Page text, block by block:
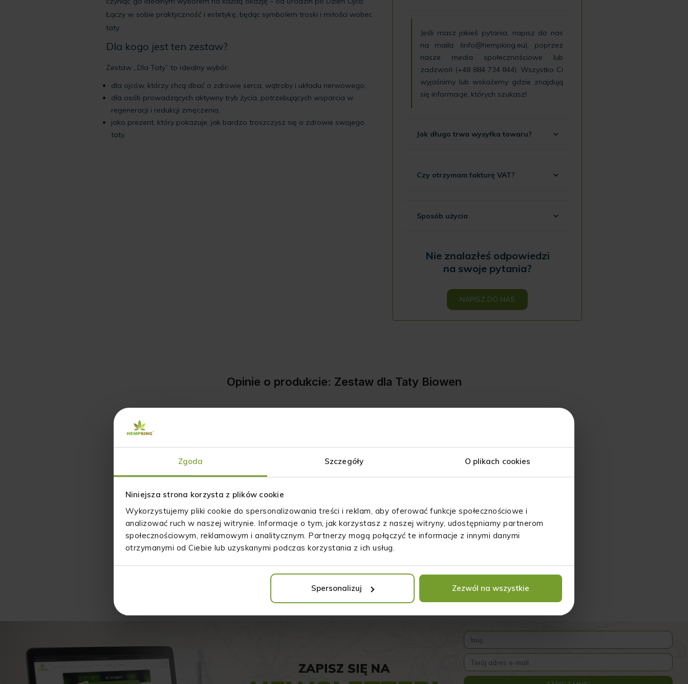
Zgoda Szczegóły O plikach cookies
Niniejsza strona korzysta z plików cookie
Wykorzystujemy pliki cookie do spersonalizowania treści i reklam, aby oferować funkcje społecznościowe i
analizować ruch w naszej witrynie. Informacje o tym, jak korzystasz z naszej witryny, udostępniamy partnerom
społecznościowym, reklamowym i analitycznym. Partnerzy mogą połączyć te informacje z innymi danymi
otrzymanymi od Ciebie lub uzyskanymi podczas korzystania z ich usług.
Spersonalizuj Zezwól na wszystkie
Łączy w sobie praktyczność i estetykę, będąc symbolem troski i miłości wobec
taty.
Dla kogo jest ten zestaw?
Zestaw „Dla Taty” to idealny wybór:
dla ojców, którzy chcą dbać o zdrowie serca, wątroby i układu nerwowego,
dla osób prowadzących aktywny tryb życia, potrzebujących wsparcia w
regeneracji i redukcji zmęczenia,
jako prezent, który pokazuje, jak bardzo troszczysz się o zdrowie swojego
taty.
Jeśli masz jakieś pytania, napisz do nas
na maila (info@hempking.eu), poprzez
nasze media społecznościowe lub
zadzwoń (+48 884 734 844). Wszystko Ci
wyjaśnimy lub wskażemy gdzie znajdują
się informacje, których szukasz!
Jak długo trwa wysyłka towaru?
Czy otrzymam fakturę VAT?
Sposób użycia
Nie znalazłeś odpowiedzi
na swoje pytania?
NAPISZ DO NAS
Opinie o produkcie: Zestaw dla Taty Biowen
Pytania i odpowiedzi (0)
Zadaj pytanie